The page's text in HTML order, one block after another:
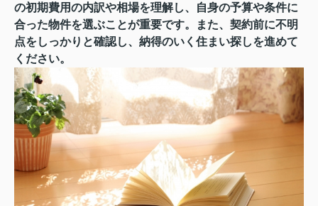
の初期費用の内訳や相場を理解し、自身の予算や条件に
合った物件を選ぶことが重要です。また、契約前に不明
点をしっかりと確認し、納得のいく住まい探しを進めて
ください。